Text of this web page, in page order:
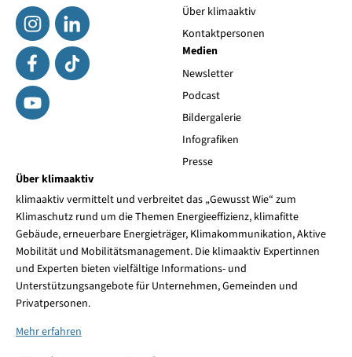
Über klimaaktiv
Kontaktpersonen
Medien
Newsletter
Podcast
Bildergalerie
Infografiken
Presse
Über klimaaktiv
klimaaktiv vermittelt und verbreitet das „Gewusst Wie“ zum
Klimaschutz rund um die Themen Energieeffizienz, klimafitte
Gebäude, erneuerbare Energieträger, Klimakommunikation, Aktive
Mobilität und Mobilitätsmanagement. Die klimaaktiv Expertinnen
und Experten bieten vielfältige Informations- und
Unterstützungsangebote für Unternehmen, Gemeinden und
Privatpersonen.
Mehr erfahren